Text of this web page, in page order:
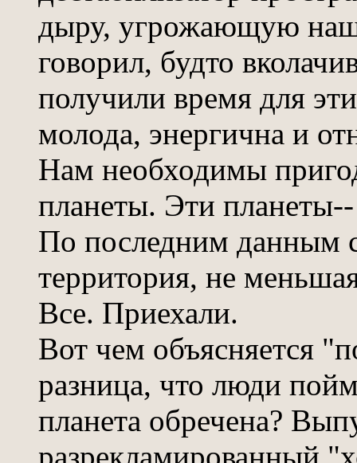
дыру, угрожающую
говорил, будто
получили время для
молода, энергична и
Нам необходимы
планеты. Эти планеты--
По последним данным
территория, не
Все. Приехали.
Вот чем объясняется
разница, что люди
планета обречена?